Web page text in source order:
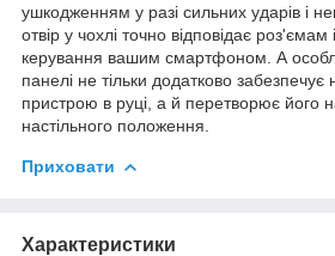
ушкодженням у разі сильних ударів і
отвір у чохлі точно відповідає
керування вашим смартфоном. А
панелі не тільки додатково
пристрою в руці, а й перетворює його
настільного положення.
Приховати
Характеристики